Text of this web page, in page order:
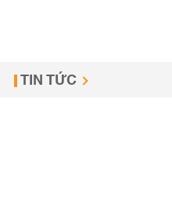
TIN TỨC